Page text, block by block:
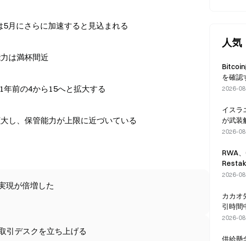
月にさらに加速すると見込まれる
は満杯間近
前の4から15へと拡大する
し、保管能力が上限に近づいている
現が倍増した
引デスクを立ち上げる
人気
Bitcoin
を確認
言うと
性
2026-
イスラ
が武装
資金拠
2026-
RWA、
月のリ
2026-
カカオ
引時間
市場参
2026-
供給懸